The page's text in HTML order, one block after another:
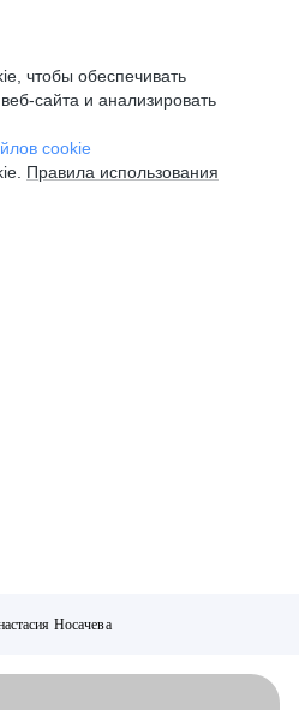
чтобы обеспечивать
сайта и анализировать
cookie
Правила использования
Носачева